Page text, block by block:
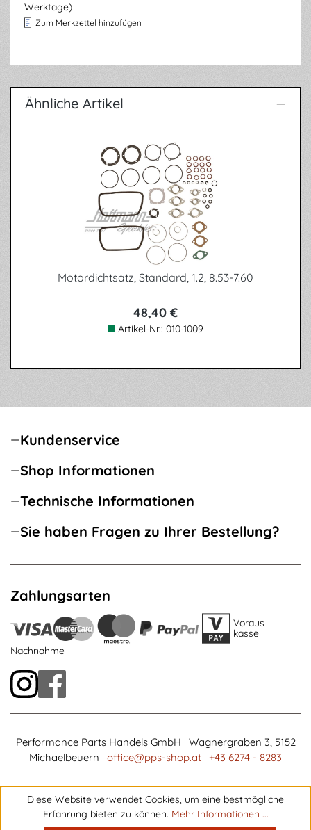
Werktage)
Zum Merkzettel hinzufügen
Ähnliche Artikel
Produktgalerie überspringen
Motordichtsatz, Standard, 1.2, 8.53-7.60
48,40 €
Artikel-Nr.: 010-1009
Kundenservice
Shop Informationen
Technische Informationen
Sie haben Fragen zu Ihrer Bestellung?
Zahlungsarten
Voraus
kasse
Nachnahme
Performance Parts Handels GmbH | Wagnergraben 3, 5152
Michaelbeuern | office@pps-shop.at | +43 6274 - 8283
Diese Website verwendet Cookies, um eine bestmögliche
Erfahrung bieten zu können. Mehr Informationen ...